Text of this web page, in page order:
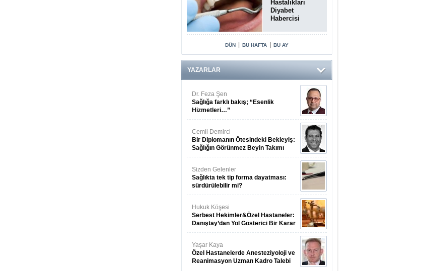
Hastalıkları
Diyabet
Habercisi
Sağlığı Ve
Şeker
Yönlü Bağ
DÜN BU HAFTA BU AY
YAZARLAR
Dr. Feza Şen
Sağlığa farklı bakış; “Esenlik
Hizmetleri…”
Cemil Demirci
Bir Diplomanın Ötesindeki Bekleyiş:
Sağlığın Görünmez Beyin Takımı
Sizden Gelenler
Sağlıkta tek tip forma dayatması:
sürdürülebilir mi?
Hukuk Köşesi
Serbest Hekimler&Özel Hastaneler:
Danıştay’dan Yol Gösterici Bir Karar
Yaşar Kaya
Özel Hastanelerde Anesteziyoloji ve
Reanimasyon Uzman Kadro Talebi